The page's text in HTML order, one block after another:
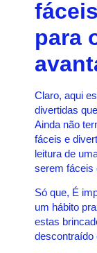
para
Claro, aqui
divertidas
Ainda não
fáceis e
leitura de
serem fáceis
Só que, É
um hábito
estas
descontraído